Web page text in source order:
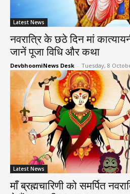
Latest News
नवरात्रि के छठे दिन मां
जानें पूजा विधि और कथा
DevbhoomiNews Desk - Tuesday, 8
Latest News
माँ ब्रह्मचारिणी को समर्पित